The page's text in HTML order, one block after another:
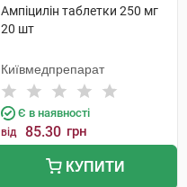
Ампіцилін таблетки 250 мг
20 шт
Київмедпрепарат
Є в наявності
від 85.30 грн
КУПИТИ